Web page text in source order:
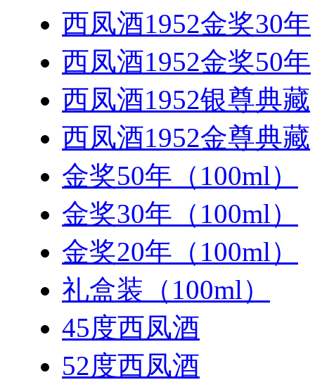
西凤酒1952金奖30年
西凤酒1952金奖50年
西凤酒1952银尊典藏
西凤酒1952金尊典藏
金奖50年（100ml）
金奖30年（100ml）
金奖20年（100ml）
礼盒装（100ml）
45度西凤酒
52度西凤酒